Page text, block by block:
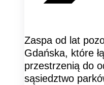
Zaspa od lat
Gdańska, które
przestrzenią do
sąsiedztwo